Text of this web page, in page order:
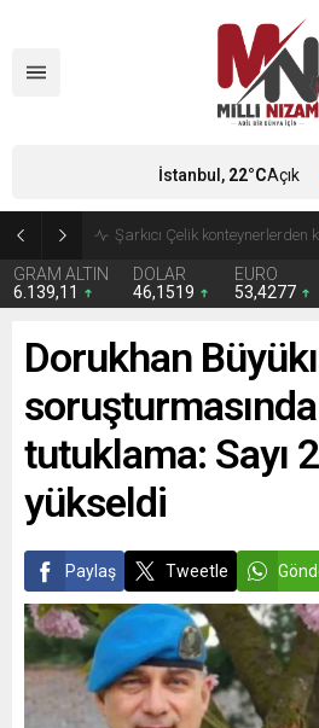
İran 2 ülkeyi birden vurdu
GRAM ALTIN
6.139,11
DOLAR
46,1519
EURO
53,4277
İstanbul, 22°CAçık
Dorukhan
tutuklama: Sayı
yükseldi
Paylaş Tweetle